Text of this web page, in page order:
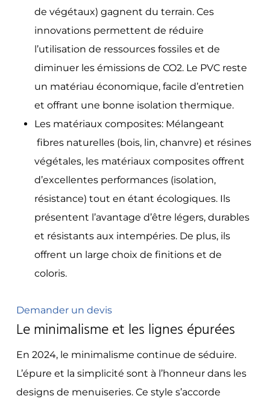
de végétaux) gagnent du terrain. Ces
innovations permettent de réduire
l’utilisation de ressources fossiles et de
diminuer les émissions de CO2. Le PVC reste
un matériau économique, facile d’entretien
et offrant une bonne isolation thermique.
Les matériaux composites: Mélangeant
fibres naturelles (bois, lin, chanvre) et résines
végétales, les matériaux composites offrent
d’excellentes performances (isolation,
résistance) tout en étant écologiques. Ils
présentent l’avantage d’être légers, durables
et résistants aux intempéries. De plus, ils
offrent un large choix de finitions et de
coloris.
Demander un devis
Le minimalisme et les lignes épurées
En 2024, le minimalisme continue de séduire.
L’épure et la simplicité sont à l’honneur dans les
designs de menuiseries. Ce style s’accorde